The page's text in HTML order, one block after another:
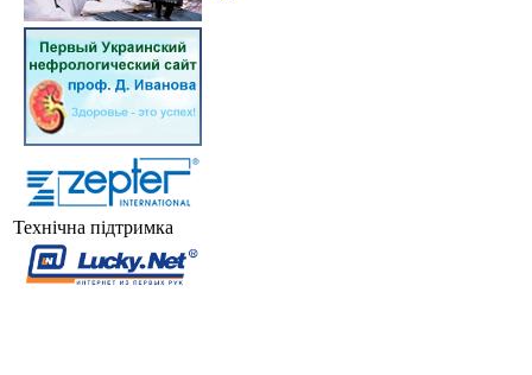
Технічна підтримка